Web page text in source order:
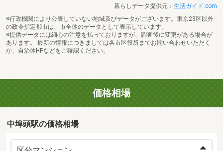
暮らしデータ提供元： 生活ガイド.com
※行政機関により公表していない地域及びデータがございます。東京23区以外
の政令指定都市は、市全体のデータとして表示しています。
※提供データには細心の注意を払っておりますが、調査後に変更がある場合が
あります。 最新の情報につきましては各市区役所までお問い合わせいただく
か、自治体HPなどをご確認ください。
価格相場
中埠頭駅の価格相場